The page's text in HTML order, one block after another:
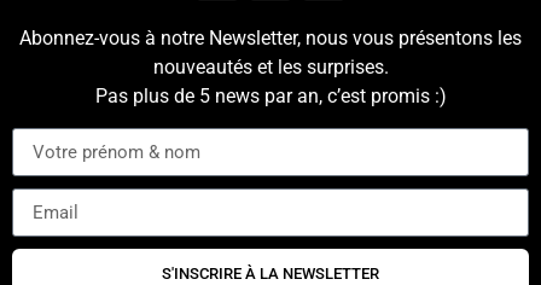
Abonnez-vous à notre Newsletter, nous vous présentons les
nouveautés et les surprises.
Pas plus de 5 news par an, c’est promis :)
S'INSCRIRE À LA NEWSLETTER